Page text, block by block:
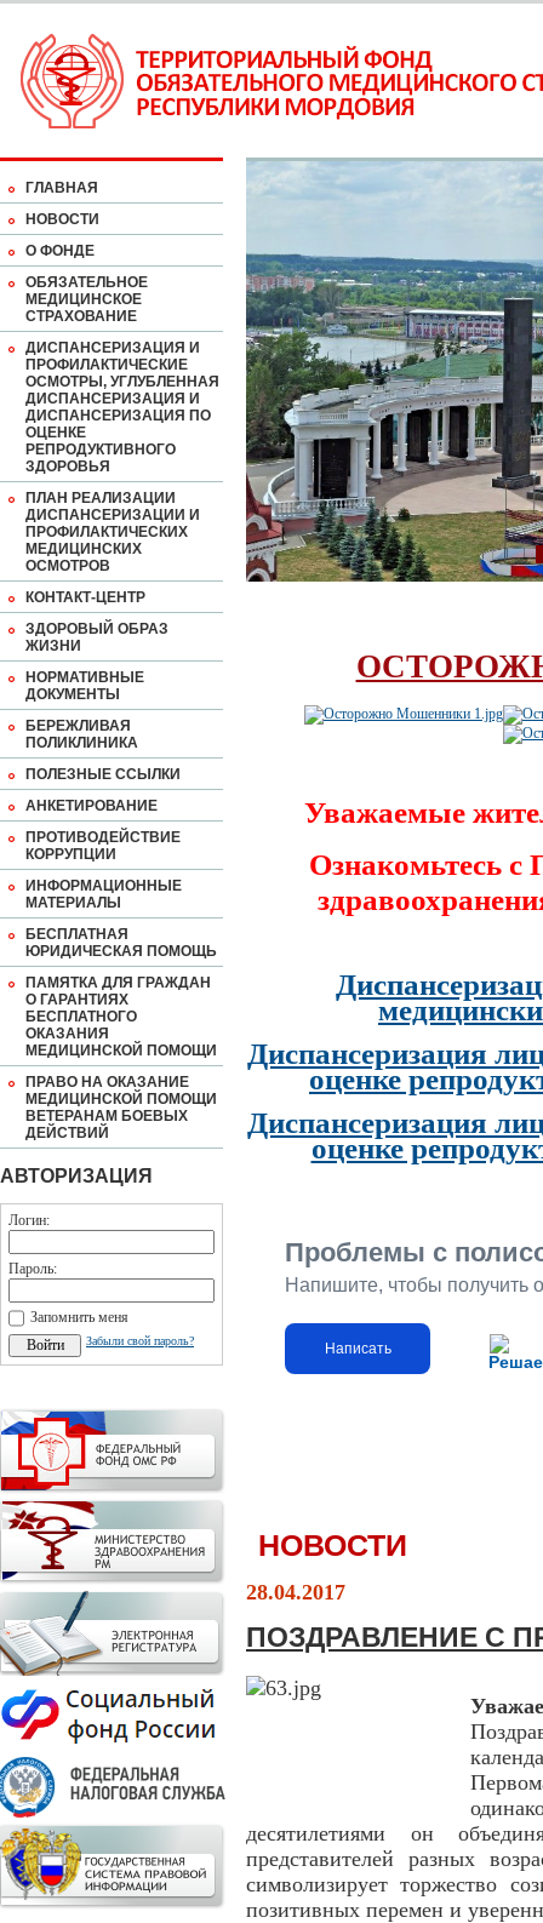
ГЛАВНАЯ
НОВОСТИ
О ФОНДЕ
ОБЯЗАТЕЛЬНОЕ
МЕДИЦИНСКОЕ
СТРАХОВАНИЕ
ДИСПАНСЕРИЗАЦИЯ И
ПРОФИЛАКТИЧЕСКИЕ
ОСМОТРЫ, УГЛУБЛЕННАЯ
ДИСПАНСЕРИЗАЦИЯ И
ДИСПАНСЕРИЗАЦИЯ ПО
ОЦЕНКЕ
РЕПРОДУКТИВНОГО
ЗДОРОВЬЯ
ПЛАН РЕАЛИЗАЦИИ
ДИСПАНСЕРИЗАЦИИ И
ПРОФИЛАКТИЧЕСКИХ
МЕДИЦИНСКИХ
ОСМОТРОВ
КОНТАКТ-ЦЕНТР
ЗДОРОВЫЙ ОБРАЗ
ЖИЗНИ
НОРМАТИВНЫЕ
ДОКУМЕНТЫ
БЕРЕЖЛИВАЯ
ПОЛИКЛИНИКА
ПОЛЕЗНЫЕ ССЫЛКИ
АНКЕТИРОВАНИЕ
ПРОТИВОДЕЙСТВИЕ
КОРРУПЦИИ
ИНФОРМАЦИОННЫЕ
МАТЕРИАЛЫ
БЕСПЛАТНАЯ
ЮРИДИЧЕСКАЯ ПОМОЩЬ
ПАМЯТКА ДЛЯ ГРАЖДАН
О ГАРАНТИЯХ
БЕСПЛАТНОГО
ОКАЗАНИЯ
МЕДИЦИНСКОЙ ПОМОЩИ
ПРАВО НА ОКАЗАНИЕ
МЕДИЦИНСКОЙ ПОМОЩИ
ВЕТЕРАНАМ БОЕВЫХ
ДЕЙСТВИЙ
АВТОРИЗАЦИЯ
Логин:
Пароль:
Запомнить меня
Забыли свой пароль?
Уважаемые
Ознакомьтесь
Диспансеризация
оценке
Диспансеризация
оценке
Проблемы с
Напишите, чтобы получить
Написать
НОВОСТИ
28.04.2017
ПОЗДРАВЛЕНИЕ С
десятилетиями он
представителей разных
символизирует торжество
позитивных перемен и